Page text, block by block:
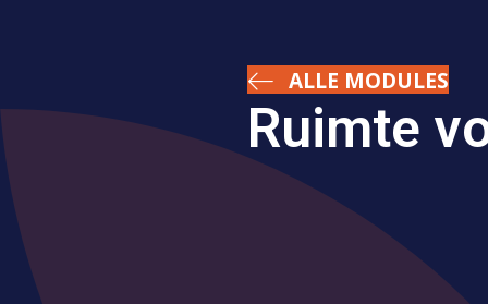
ALLE MODULES
Ruimte